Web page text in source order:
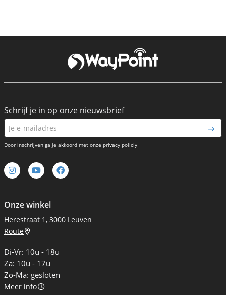
Onze winkel
Herestraat 1, 3000 Leuven
Route
Di-Vr: 10u - 18u
Za: 10u - 17u
Zo-Ma: gesloten
Meer info
Schrijf je in op onze nieuwsbrief
Door inschrijven ga je akkoord met onze privacy policiy